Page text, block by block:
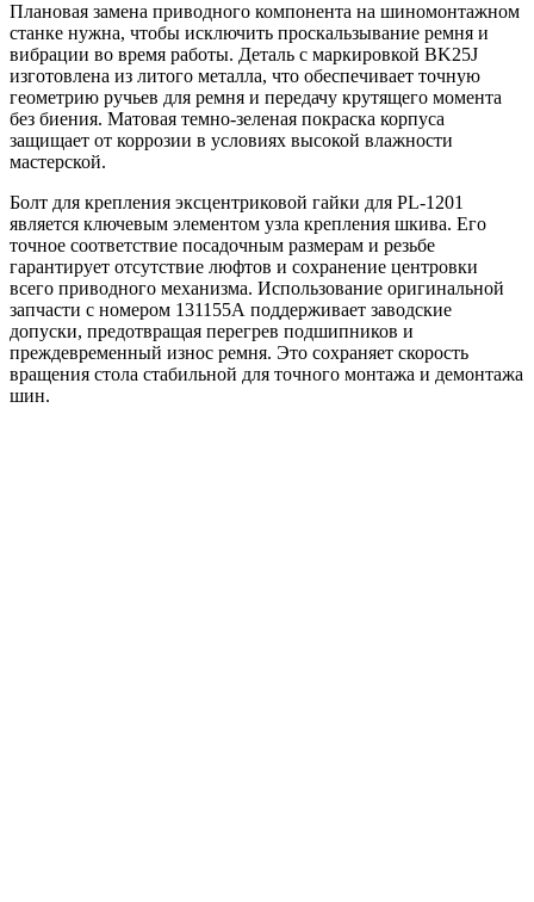
Плановая замена приводного компонента на шиномонтажном
станке нужна, чтобы исключить проскальзывание ремня и
вибрации во время работы. Деталь с маркировкой BK25J
изготовлена из литого металла, что обеспечивает точную
геометрию ручьев для ремня и передачу крутящего момента
без биения. Матовая темно-зеленая покраска корпуса
защищает от коррозии в условиях высокой влажности
мастерской.
Болт для крепления эксцентриковой гайки для PL-1201
является ключевым элементом узла крепления шкива. Его
точное соответствие посадочным размерам и резьбе
гарантирует отсутствие люфтов и сохранение центровки
всего приводного механизма. Использование оригинальной
запчасти с номером 131155А поддерживает заводские
допуски, предотвращая перегрев подшипников и
преждевременный износ ремня. Это сохраняет скорость
вращения стола стабильной для точного монтажа и демонтажа
шин.